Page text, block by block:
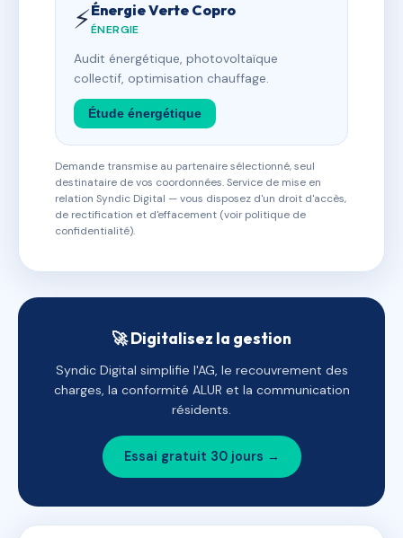
⚡Énergie Verte Copro
ÉNERGIE
Audit énergétique, photovoltaïque
collectif, optimisation chauffage.
Étude énergétique
Demande transmise au partenaire sélectionné, seul
destinataire de vos coordonnées. Service de mise en
relation Syndic Digital — vous disposez d'un droit d'accès,
de rectification et d'effacement (voir politique de
confidentialité).
🚀 Digitalisez la gestion
Syndic Digital simplifie l'AG, le recouvrement des
charges, la conformité ALUR et la communication
résidents.
Essai gratuit 30 jours →